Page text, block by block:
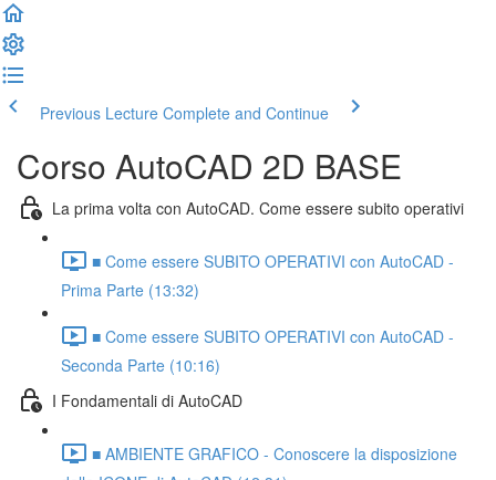
Previous Lecture Complete and Continue
Corso AutoCAD 2D BASE
La prima volta con AutoCAD. Come essere subito operativi
■ Come essere SUBITO OPERATIVI con AutoCAD -
Prima Parte (13:32)
■ Come essere SUBITO OPERATIVI con AutoCAD -
Seconda Parte (10:16)
I Fondamentali di AutoCAD
■ AMBIENTE GRAFICO - Conoscere la disposizione